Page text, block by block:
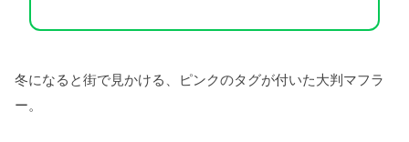
冬になると街で見かける、ピンクのタグが付いた大判マフラ
ー。